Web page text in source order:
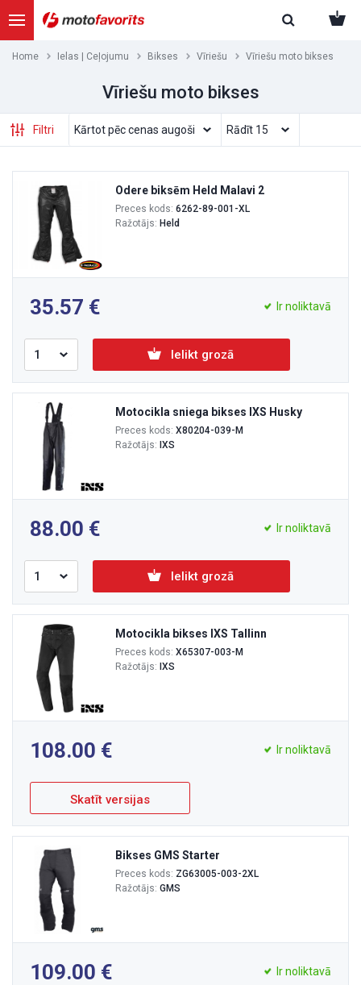
Home Ielas | Ceļojumu Bikses Vīriešu Vīriešu moto bikses
Vīriešu moto bikses
Filtri
Odere biksēm Held Malavi 2
Preces kods: 6262-89-001-XL
Ražotājs: Held
35.57 Ir noliktavā
Ielikt grozā
Motocikla sniega bikses IXS Husky
Preces kods: X80204-039-M
Ražotājs: IXS
88.00 Ir noliktavā
Ielikt grozā
Motocikla bikses IXS Tallinn
Preces kods: X65307-003-M
Ražotājs: IXS
108.00 Ir noliktavā
Skatīt versijas
Bikses GMS Starter
Preces kods: ZG63005-003-2XL
Ražotājs: GMS
109.00 Ir noliktavā